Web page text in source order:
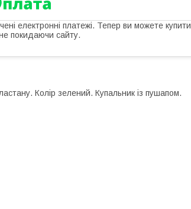
електронні платежі. Тепер ви можете купити
покидаючи сайту.
Колір зелений. Купальник із пушапом.